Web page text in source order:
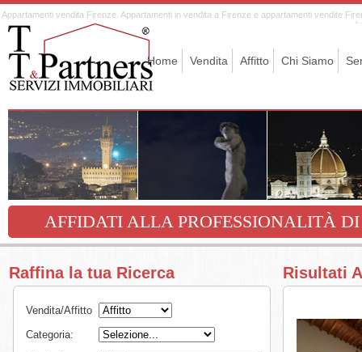
Appartamenti vendita Firenze. Appartamenti in vendita a Firenze e appartamenti vendite
AFFIDATI ALLA PROFESSIONALITÀ
Chi Siamo
Affitto
Vendita
Home
Raffina la tua Ricerca
Vendita/Affitto
Categoria:
Risultati